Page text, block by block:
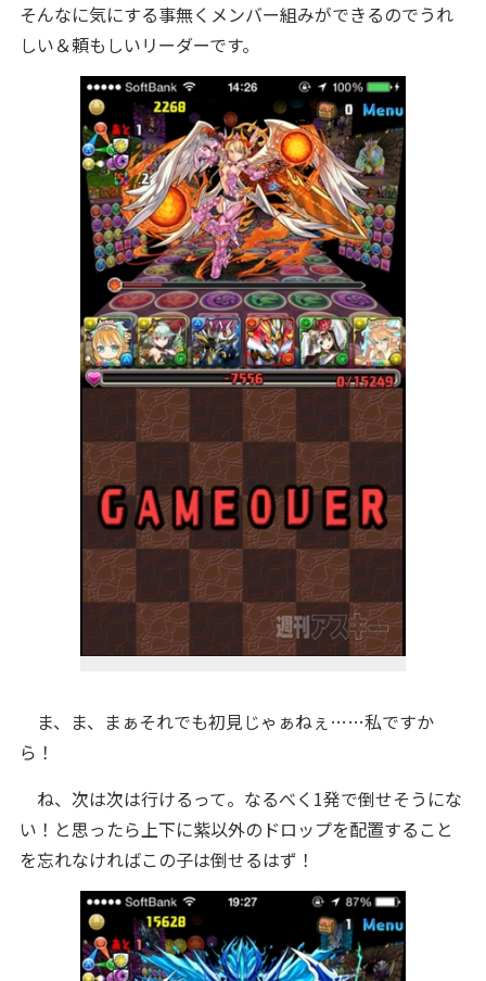
そんなに気にする事無くメンバー組みができるのでうれ
しい＆頼もしいリーダーです。
ま、ま、まぁそれでも初見じゃぁねぇ……私ですか
ら！
ね、次は次は行けるって。なるべく1発で倒せそうにな
い！と思ったら上下に紫以外のドロップを配置すること
を忘れなければこの子は倒せるはず！